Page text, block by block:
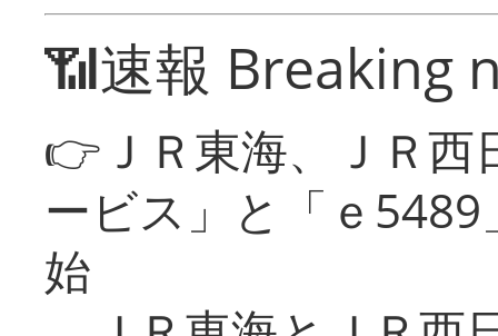
📶速報 Breaking
👉ＪＲ東海、ＪＲ
ービス」と「ｅ
始